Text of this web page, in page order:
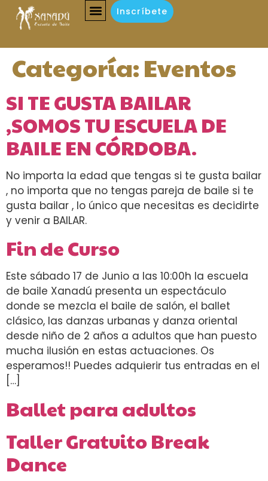
Inscríbete
Categoría:Eventos
SI TE GUSTA BAILAR
,SOMOS TU ESCUELA DE
BAILE EN CÓRDOBA.
No importa la edad que tengas si te gusta bailar
, no importa que no tengas pareja de baile si te
gusta bailar , lo único que necesitas es decidirte
y venir a BAILAR.
Fin de Curso
Este sábado 17 de Junio a las 10:00h la escuela
de baile Xanadú presenta un espectáculo
donde se mezcla el baile de salón, el ballet
clásico, las danzas urbanas y danza oriental
desde niño de 2 años a adultos que han puesto
mucha ilusión en estas actuaciones. Os
esperamos!! Puedes adquierir tus entradas en el
[…]
Ballet para adultos
Taller Gratuito Break
Dance